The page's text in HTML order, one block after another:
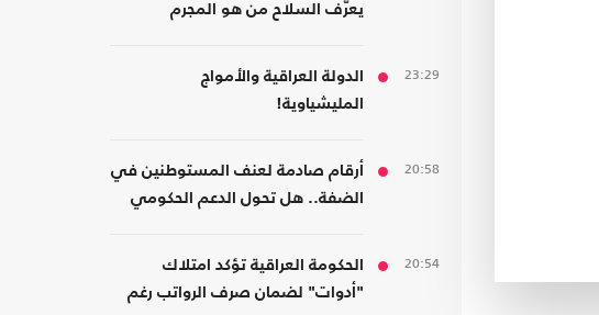
يعرّف السلاح من هو المجرم
23:29
الدولة العراقية والأمواج
المليشياوية!
20:58
أرقام صادمة لعنف المستوطنين في
الضفة.. هل تحول الدعم الحكومي
20:54
الحكومة العراقية تؤكد امتلاك
"أدوات" لضمان صرف الرواتب رغم